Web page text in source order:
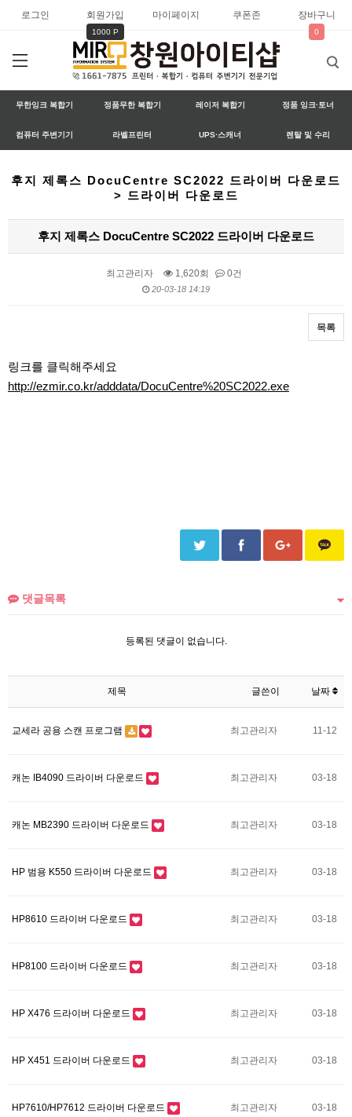
로그인 회원가입
1000 P
마이페이지 쿠폰존 장바구니
0
무한잉크 복합기 정품무한 복합기 레이저 복합기 정품 잉크·토너
컴퓨터 주변기기 라벨프린터 UPS·스캐너 렌탈 및 수리
후지 제록스 DocuCentre SC2022 드라이버 다운로드
> 드라이버 다운로드
후지 제록스 DocuCentre SC2022 드라이버 다운로드
최고관리자 1,620회 0건
20-03-18 14:19
목록
링크를 클릭해주세요
http://ezmir.co.kr/adddata/DocuCentre%20SC2022.exe
댓글목록
등록된 댓글이 없습니다.
제목 글쓴이 날짜
교세라 공용 스캔 프로그램 최고관리자 11-12
캐논 IB4090 드라이버 다운로드 최고관리자 03-18
캐논 MB2390 드라이버 다운로드 최고관리자 03-18
HP 범용 K550 드라이버 다운로드 최고관리자 03-18
HP8610 드라이버 다운로드 최고관리자 03-18
HP8100 드라이버 다운로드 최고관리자 03-18
HP X476 드라이버 다운로드 최고관리자 03-18
HP X451 드라이버 다운로드 최고관리자 03-18
HP7610/HP7612 드라이버 다운로드 최고관리자 03-18